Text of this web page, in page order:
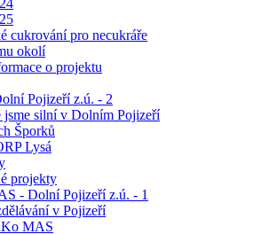
cukrování pro necukráře
okolí
o projektu
Pojizeří z.ú. - 2
jsme silní v Dolním Pojizeří
Šporků
Lysá
projekty
- Dolní Pojizeří z.ú. - 1
v Pojizeří
MAS